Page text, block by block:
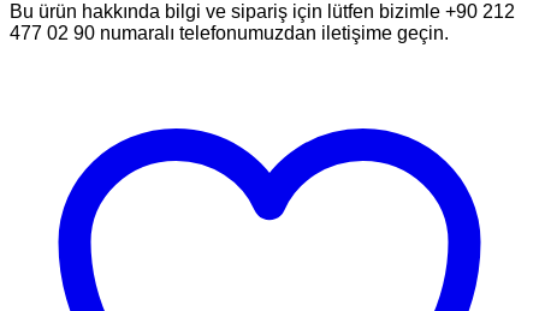
Bu ürün hakkında bilgi ve sipariş için lütfen bizimle +90 212
477 02 90 numaralı telefonumuzdan iletişime geçin.